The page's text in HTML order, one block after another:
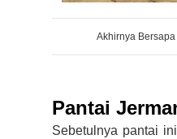
Akhirnya
Pantai
Sebetulnya pantai